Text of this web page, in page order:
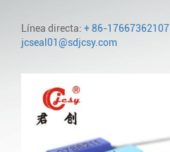
Línea directa: + 86-17667362107
jcseal01@sdjcsy.com